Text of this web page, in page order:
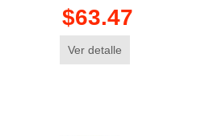
$63.47
Ver detalle